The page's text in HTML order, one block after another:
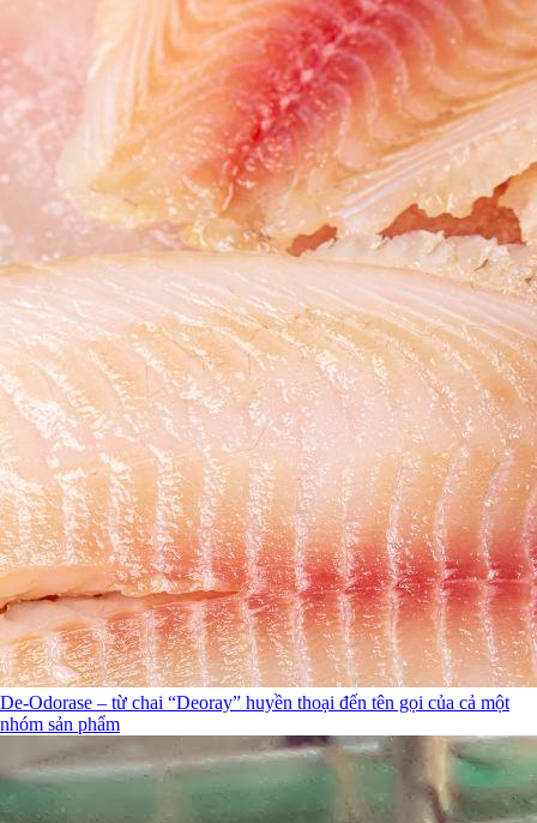
De-Odorase – từ chai “Deoray” huyền thoại đến tên gọi của cả một
nhóm sản phẩm